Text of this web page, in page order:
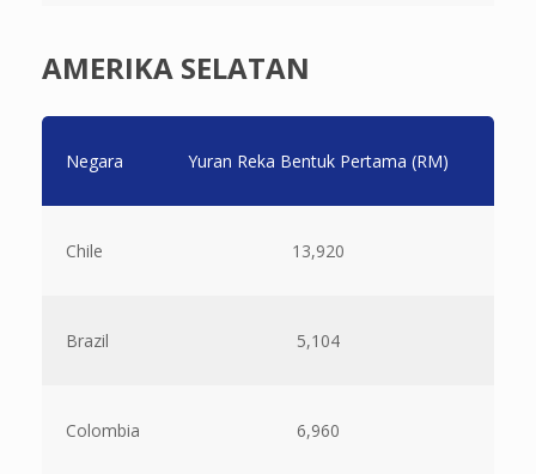
AMERIKA SELATAN
Negara Yuran Reka Bentuk Pertama (RM)
Chile 13,920
Brazil 5,104
Colombia 6,960